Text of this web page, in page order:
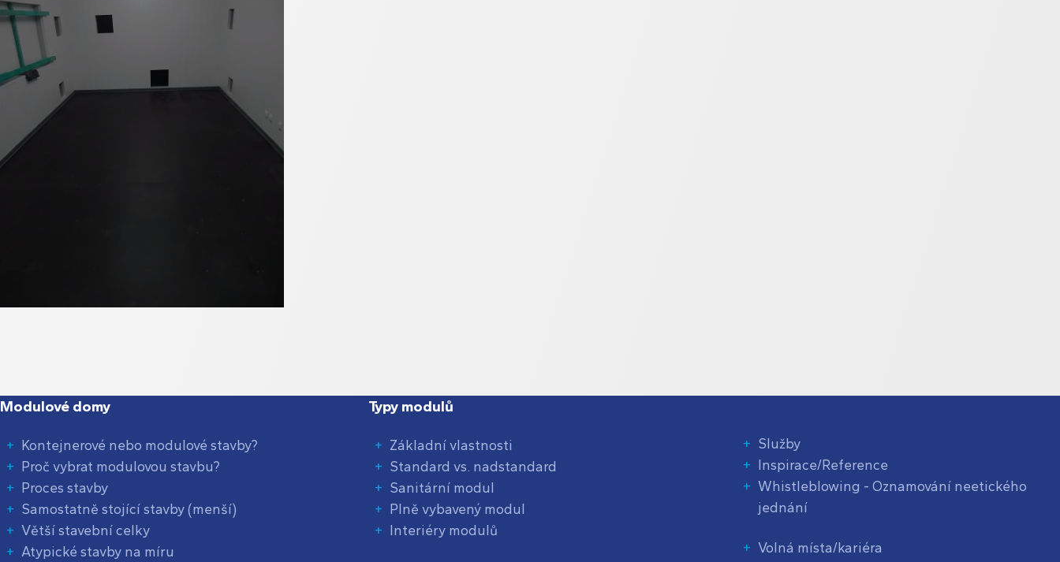
Modulové domy
Kontejnerové nebo modulové stavby?
Proč vybrat modulovou stavbu?
Proces stavby
Samostatně stojící stavby (menší)
Větší stavební celky
Atypické stavby na míru
Typy modulů
Základní vlastnosti
Standard vs. nadstandard
Sanitární modul
Plně vybavený modul
Interiéry modulů
Služby
Inspirace/Reference
Whistleblowing - Oznamování neetického
jednání
Volná místa/kariéra